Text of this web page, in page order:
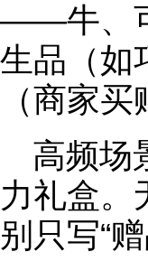
——牛、
生品（如
（商家
高频场
力礼盒。
别只写“赠